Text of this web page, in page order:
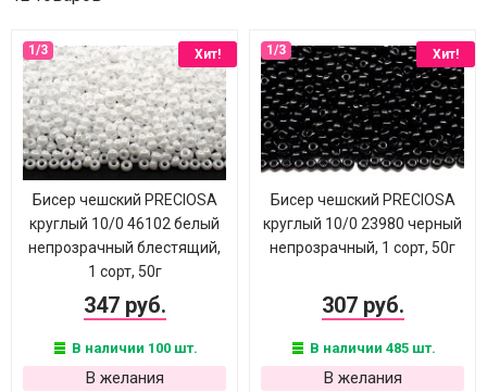
Хит!
Бисер чешский PRECIOSA
круглый 10/0 46102 белый
непрозрачный блестящий,
1 сорт, 50г
347 руб.
В наличии 100 шт.
В желания
Хит!
Бисер чешский PRECIOSA
круглый 10/0 23980 черный
непрозрачный, 1 сорт, 50г
307 руб.
В наличии 485 шт.
В желания